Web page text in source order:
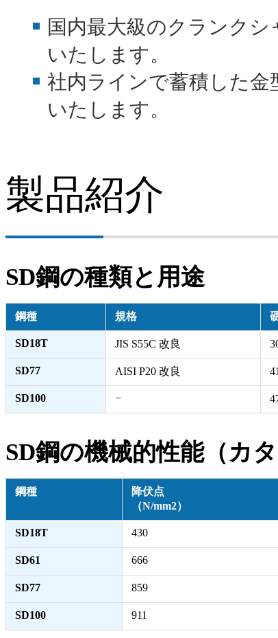
国内最大級のクランク
いたします。
社内ラインで蓄積した金
いたします。
製品紹介
SD鋼の種類と用途
鋼種 規格
SD18T JIS S55C 改良
SD77 AISI P20 改良
SD100 −
SD鋼の機械的性能（カタ
鋼種
降伏点
（N/mm2）
SD18T 430
SD61 666
SD77 859
SD100 911